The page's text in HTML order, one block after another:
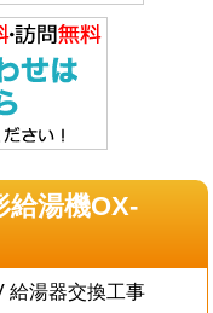
給湯機OX-
給湯器交換工事